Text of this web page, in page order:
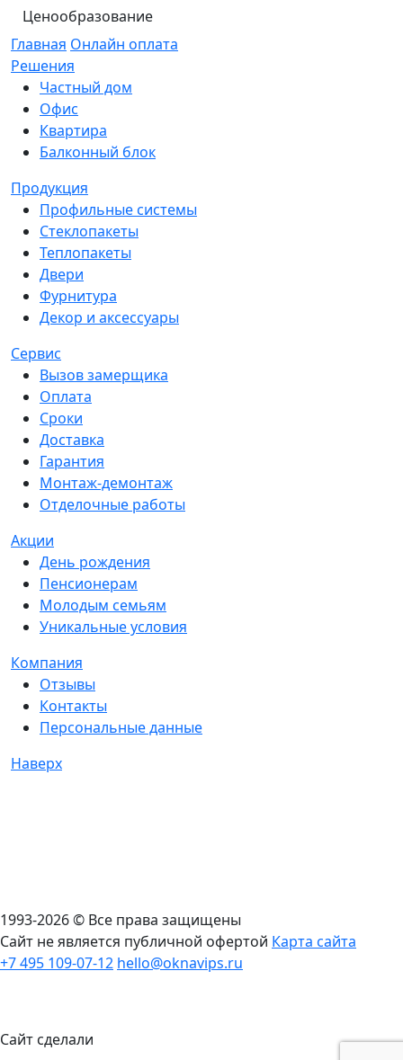
Ценообразование
Главная Онлайн оплата
Решения
Частный дом
Офис
Квартира
Балконный блок
Продукция
Профильные системы
Стеклопакеты
Теплопакеты
Двери
Фурнитура
Декор и аксессуары
Сервис
Вызов замерщика
Оплата
Сроки
Доставка
Гарантия
Монтаж-демонтаж
Отделочные работы
Акции
День рождения
Пенсионерам
Молодым семьям
Уникальные условия
Компания
Отзывы
Контакты
Персональные данные
Наверх
1993-2026 © Все права защищены
Сайт не является публичной офертой Карта сайта
+7 495 109-07-12 hello@oknavips.ru
Сайт сделали